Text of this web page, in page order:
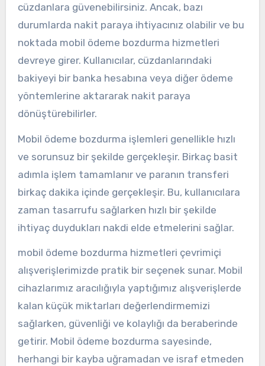
cüzdanlara güvenebilirsiniz. Ancak, bazı
durumlarda nakit paraya ihtiyacınız olabilir ve bu
noktada mobil ödeme bozdurma hizmetleri
devreye girer. Kullanıcılar, cüzdanlarındaki
bakiyeyi bir banka hesabına veya diğer ödeme
yöntemlerine aktararak nakit paraya
dönüştürebilirler.
Mobil ödeme bozdurma işlemleri genellikle hızlı
ve sorunsuz bir şekilde gerçekleşir. Birkaç basit
adımla işlem tamamlanır ve paranın transferi
birkaç dakika içinde gerçekleşir. Bu, kullanıcılara
zaman tasarrufu sağlarken hızlı bir şekilde
ihtiyaç duydukları nakdi elde etmelerini sağlar.
mobil ödeme bozdurma hizmetleri çevrimiçi
alışverişlerimizde pratik bir seçenek sunar. Mobil
cihazlarımız aracılığıyla yaptığımız alışverişlerde
kalan küçük miktarları değerlendirmemizi
sağlarken, güvenliği ve kolaylığı da beraberinde
getirir. Mobil ödeme bozdurma sayesinde,
herhangi bir kayba uğramadan ve israf etmeden